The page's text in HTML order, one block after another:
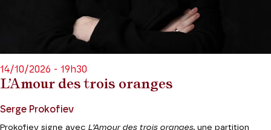
L’Amour des trois oranges
14/10/2026 - 19h30
Serge Prokofiev
Prokofiev signe avec L’Amour des trois oranges, une partition